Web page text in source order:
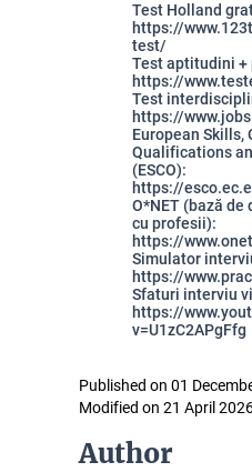
Test Holland
https://
test/
Test aptitudini +
https://
Test
https://
European Skills,
Qualifications
(ESCO):
https://
O*NET (bază
cu profesii):
https://
Simulator
https://
Sfaturi interviu
https://
v=U1zC2APgFfg
Published on 01
Modified on 21 April
Author